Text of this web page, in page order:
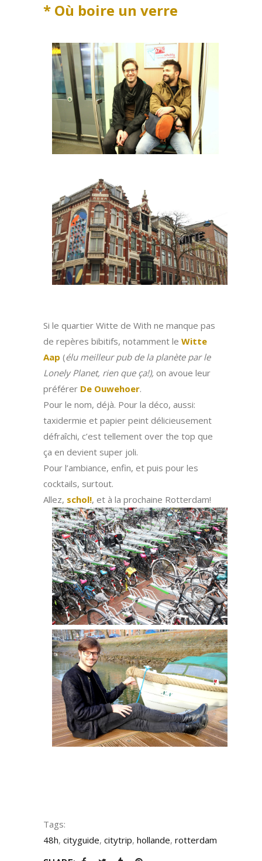
* Où boire un verre
Si le quartier Witte de With ne manque pas
de repères bibitifs, notamment le Witte
Aap (élu meilleur pub de la planète par le
Lonely Planet, rien que ça!), on avoue leur
préférer De Ouwehoer.
Pour le nom, déjà. Pour la déco, aussi:
taxidermie et papier peint délicieusement
défraîchi, c’est tellement over the top que
ça en devient super joli.
Pour l’ambiance, enfin, et puis pour les
cocktails, surtout.
Allez, schol!, et à la prochaine Rotterdam!
Tags:
48h, cityguide, citytrip, hollande, rotterdam